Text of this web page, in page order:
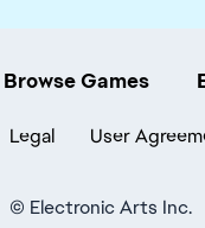
Browse Games
Legal User
© Electronic Arts Inc.